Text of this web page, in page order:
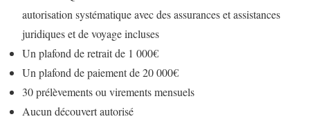
autorisation systématique avec des assurances et assistances
juridiques et de voyage incluses
Un plafond de retrait de 1 000€
Un plafond de paiement de 20 000€
30 prélèvements ou virements mensuels
Aucun découvert autorisé